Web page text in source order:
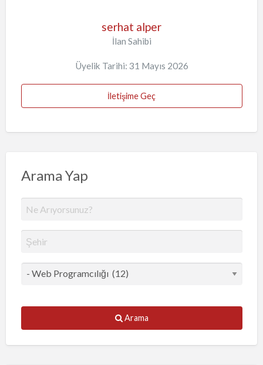
serhat alper
İlan Sahibi
Üyelik Tarihi: 31 Mayıs 2026
İletişime Geç
Arama Yap
Arama